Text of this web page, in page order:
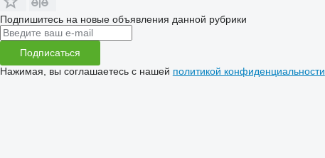
Подпишитесь на новые объявления данной рубрики
Подписаться
Нажимая, вы соглашаетесь с нашей политикой конфиденциальности